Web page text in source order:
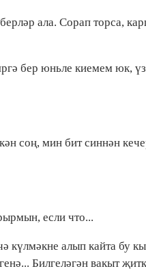
ала. Сорап торса,
бер юньле киемем юк,
соң, мин бит синнән
если что...
күлмәкне алып кайта бу
Билгеләгән вакыт